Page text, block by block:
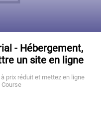
- Hébergement,
un site en ligne
prix réduit et mettez en ligne